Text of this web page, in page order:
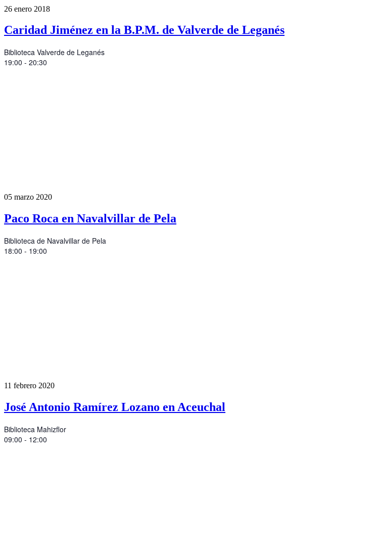
26 enero 2018
Caridad Jiménez en la B.P.M. de Valverde de Leganés
Biblioteca Valverde de Leganés
19:00 - 20:30
05 marzo 2020
Paco Roca en Navalvillar de Pela
Biblioteca de Navalvillar de Pela
18:00 - 19:00
11 febrero 2020
José Antonio Ramírez Lozano en Aceuchal
Biblioteca Mahizflor
09:00 - 12:00